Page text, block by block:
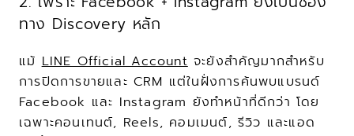
ทาง Discovery หลัก
แม้ LINE Official Account จะยังสำคัญมากสำหรับ
การปิดการขายและ CRM แต่ในฝั่งการค้นพบแบรนด์
Facebook และ Instagram ยังทำหน้าที่ดีกว่า โดย
เฉพาะคอนเทนต์, Reels, คอมเมนต์, รีวิว และแอด